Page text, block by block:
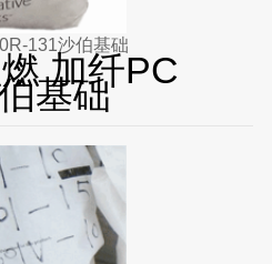
131沙伯基础
加纤PC
基础